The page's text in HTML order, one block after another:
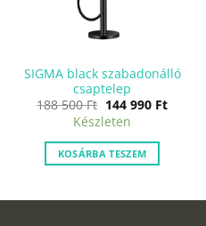
SIGMA black szabadonálló
csaptelep
188 500Ft Original
price
was:
188
500 Ft.
144 990 FtCurrent
Készleten
KOSÁRBA TESZEM